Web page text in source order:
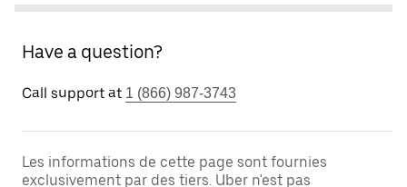
Have a question?
Call support at 1 (866) 987-3743
Les informations de cette page sont fournies
exclusivement par des tiers. Uber n'est pas